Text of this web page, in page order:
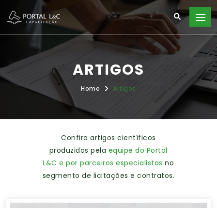
ARTIGOS
Home Artigos
Confira artigos científicos
produzidos pela equipe do Portal
L&C e por parceiros especialistas no
segmento de licitações e contratos.